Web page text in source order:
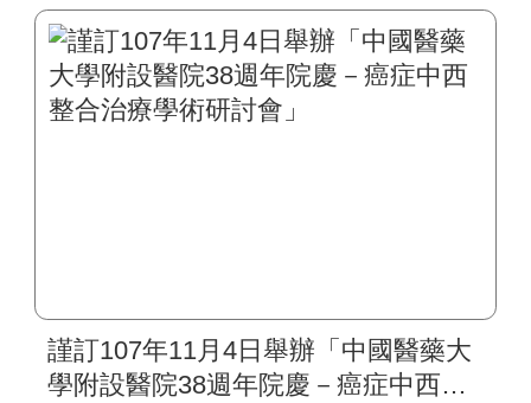
謹訂107年11月4日舉辦「中國醫藥大
學附設醫院38週年院慶－癌症中西整